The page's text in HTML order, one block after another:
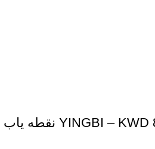
دستگاه آکوپانچر YINGBI – KWD 808I نقطه یاب